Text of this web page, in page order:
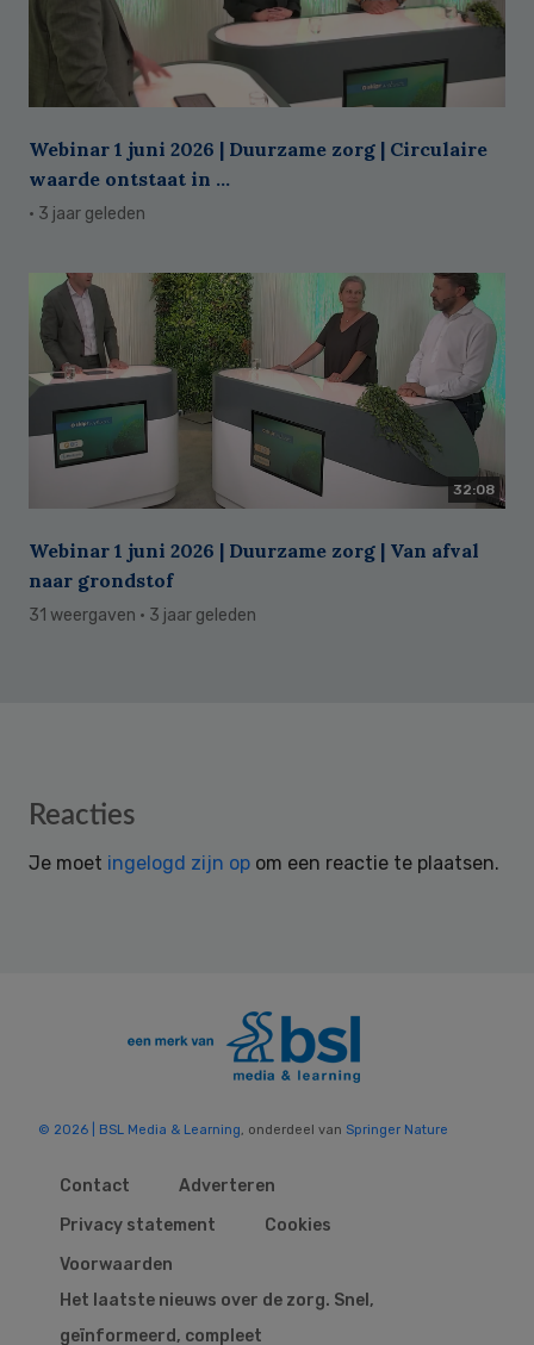
Webinar 1 juni 2026 | Duurzame zorg | Circulaire
waarde ontstaat in ...
· 3 jaar geleden
32:08
Webinar 1 juni 2026 | Duurzame zorg | Van afval
naar grondstof
31 weergaven · 3 jaar geleden
Reader
Reacties
Je moet ingelogd zijn op om een reactie te plaatsen.
© 2026 | BSL Media & Learning, onderdeel van Springer Nature
Contact
Adverteren
Privacy statement
Cookies
Voorwaarden
Het laatste nieuws over de zorg. Snel,
geïnformeerd, compleet